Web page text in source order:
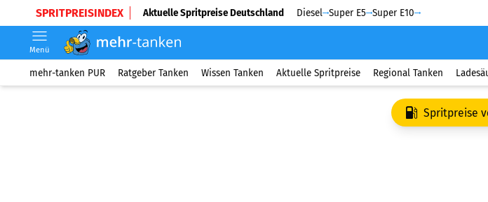
SPRITPREISINDEX Aktuelle Spritpreise Deutschland Diesel Super E5 Super E10
Menü
mehr-tanken PUR Ratgeber Tanken Wissen Tanken Aktuelle Spritpreise Regional Tanken
Spritpreise